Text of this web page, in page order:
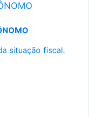
situação fiscal.